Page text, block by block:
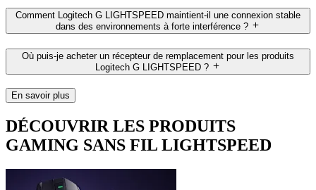
Comment Logitech G LIGHTSPEED maintient-il une connexion stable
dans des environnements à forte interférence ?
Où puis-je acheter un récepteur de remplacement pour les produits
Logitech G LIGHTSPEED ?
En savoir plus
DÉCOUVRIR LES PRODUITS
GAMING SANS FIL LIGHTSPEED